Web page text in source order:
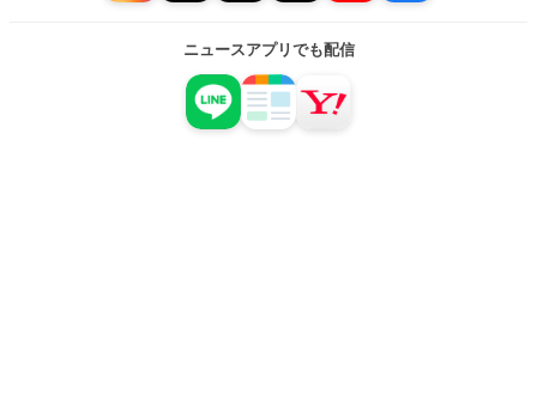
ニュースアプリでも配信